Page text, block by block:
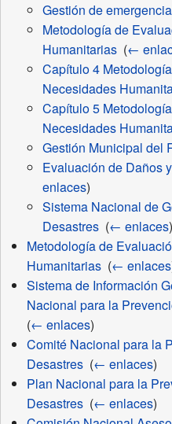
Gestión de
Metodología de
Humanitarias‎ (←
Capítulo 4
Necesidades
Capítulo 5
Necesidades
Gestión Municipal del
Evaluación de Daños
enlaces)
Sistema Nacional de
Desastres‎ (← enlaces)
Metodología de
Humanitarias‎ (← enlaces
Sistema de Información
Nacional para la
(← enlaces)
Comité Nacional para la
Desastres‎ (← enlaces)
Plan Nacional para la
Desastres‎ (← enlaces)